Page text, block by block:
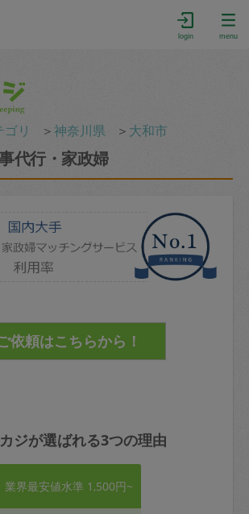
login menu
ゴリ ＞神奈川県 ＞ 大和市
代行・家政婦
ジが選ばれる3つの理由
業界最安値水準 1,500円~